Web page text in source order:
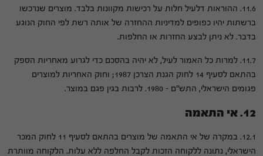
11.6. ההוראות דלעיל חלות על רכישות מקוונות בלבד. מוצרים שנרכשו
ברשתות יהיו כפופים למדיניות ההחזרה של אותה רשת לפי החוק הנוגע
בדבר. לא ניתן לבצע החזרות או החלפות.
11.7. למרות כל האמור לעיל, לא יהיה בהסכם כדי לגרוע מאחריות הספק
בהתאם לסעיף 14 לחוק הגנת הצרכן 1987; וחוק האחריות למוצרים
פגומים הישראלי, התש"ם – 1980. לרבות בגין פגם במוצר.
12. אי התאמה
12.1. במקרה של אי התאמה של מוצרים בהתאם לסעיף 11 לחוק המכר
הישראלי, נתונה ללקוחה הזכות לקבל החלפה ללא עלות. הלקוחה מוותרת